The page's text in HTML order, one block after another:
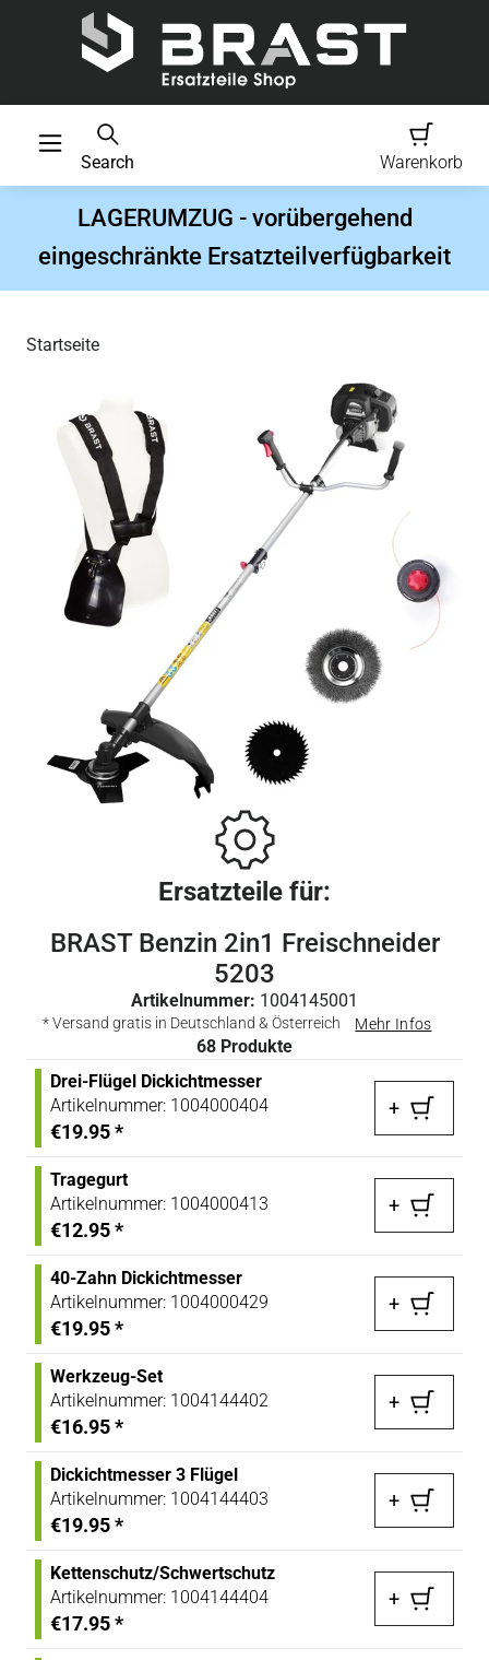
Search Warenkorb
LAGERUMZUG - vorübergehend
eingeschränkte Ersatzteilverfügbarkeit
Startseite
Ersatzteile für:
BRAST Benzin 2in1 Freischneider
5203
Artikelnummer: 1004145001
* Versand gratis in Deutschland & Österreich Mehr Infos
68 Produkte
Drei-Flügel Dickichtmesser
Artikelnummer: 1004000404
€19.95*
+
Tragegurt
Artikelnummer: 1004000413
€12.95*
+
40-Zahn Dickichtmesser
Artikelnummer: 1004000429
€19.95*
+
Werkzeug-Set
Artikelnummer: 1004144402
€16.95*
+
Dickichtmesser 3 Flügel
Artikelnummer: 1004144403
€19.95*
+
Kettenschutz/Schwertschutz
Artikelnummer: 1004144404
€17.95*
+